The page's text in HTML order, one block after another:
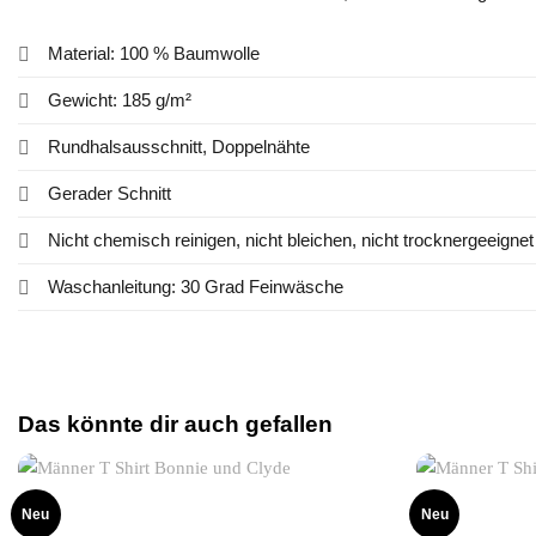
Material: 100 % Baumwolle
Gewicht: 185 g/m²
Rundhalsausschnitt, Doppelnähte
Gerader Schnitt
Nicht chemisch reinigen, nicht bleichen, nicht trocknergeeignet
Waschanleitung: 30 Grad Feinwäsche
Das könnte dir auch gefallen
Neu Neu